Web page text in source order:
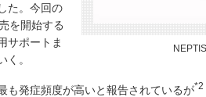
た。今回の
を開始する
サポートま
。
も発症頻度が高いと報告されているが*2